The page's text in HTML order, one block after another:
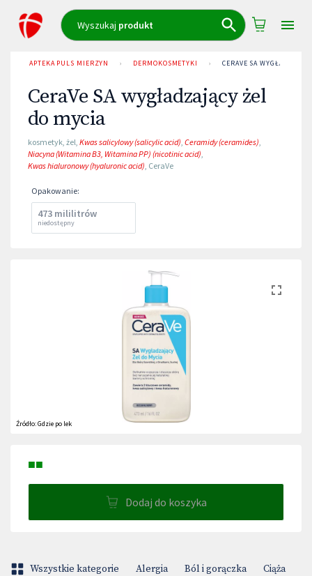
Wyszukaj produkt
APTEKA PULS MIERZYN › DERMOKOSMETYKI › CERAVE SA
CeraVe SA wygładzający żel
do mycia
kosmetyk, żel, Kwas salicylowy (salicylic acid), Ceramidy (ceramides),
Niacyna (Witamina B3, Witamina PP) (nicotinic acid),
Kwas hialuronowy (hyaluronic acid), CeraVe
Opakowanie:
473 mililitrów
niedostępny
Źródło:Gdzie po lek
■■
Dodaj do koszyka
Wszystkie kategorie Alergia Ból i gorączka Ciąża